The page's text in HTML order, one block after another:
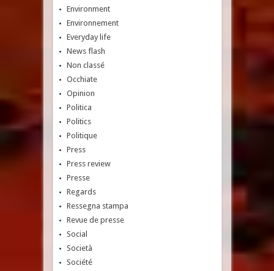
Environment
Environnement
Everyday life
News flash
Non classé
Occhiate
Opinion
Politica
Politics
Politique
Press
Press review
Presse
Regards
Ressegna stampa
Revue de presse
Social
Società
Société